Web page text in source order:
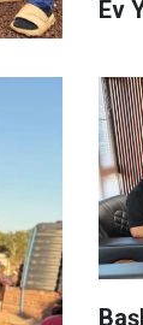
Ev